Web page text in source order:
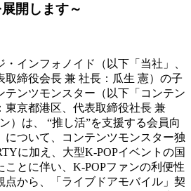
開します～
インフォノイド（以下「当社」、
取締役会長 兼 社長：瓜生 憲）の子
テンツモンスター（以下「コンテン
東京都港区、代表取締役社長 兼
）は、 “推し活”を支援する会員向
について、コンテンツモンスター独
に加え、大型K-POPイベントの国
ことに伴い、K-POPファンの利便性
点から、「ライブドアモバイル」契